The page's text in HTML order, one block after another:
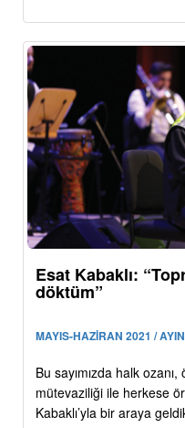
Esat Kabaklı:
döktüm”
MAYIS-HAZİRAN 2021 /
Bu sayımızda halk
mütevaziliği ile herkese
Kabaklı’yla bir araya